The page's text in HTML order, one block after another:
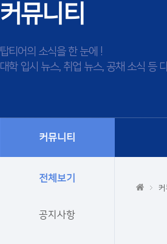
커뮤니티
탑티어의 소식을 한 눈에 !
대학 입시 뉴스, 취업 뉴스, 공채 소식 등
커뮤니티
전체보기
공지사항
커